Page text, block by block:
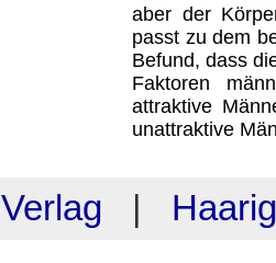
aber der
passt zu dem
Befund, dass
Faktoren
attraktive
unattraktive
Verlag